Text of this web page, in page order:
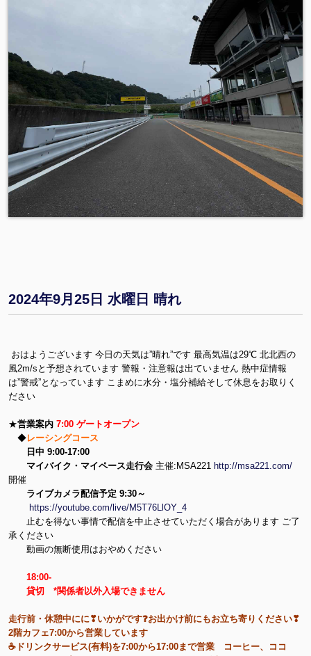
2024年9月25日 水曜日 晴れ
おはようございます 今日の天気は”晴れ”です 最高気温は29℃ 北北西の
風2m/sと予想されています 警報・注意報は出ていません 熱中症情報
は”警戒”となっています こまめに水分・塩分補給そして休息をお取りく
ださい
★営業案内 7:00 ゲートオープン
◆レーシングコース
日中 9:00-17:00
マイバイク・マイペース走行会 主催:MSA221 http://msa221.com/
開催
ライブカメラ配信予定 9:30～
https://youtube.com/live/M5T76LlOY_4
止むを得ない事情で配信を中止させていただく場合があります ご了
承ください
動画の無断使用はおやめください
18:00-
貸切 *関係者以外入場できません
走行前・休憩中にに❣いかがです❓お出かけ前にもお立ち寄りください❣
2階カフェ7:00から営業しています
☕ドリンクサービス(有料)を7:00から17:00まで営業 コーヒー、ココ